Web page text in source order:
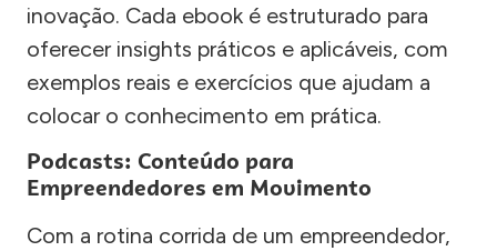
inovação. Cada ebook é estruturado para
oferecer insights práticos e aplicáveis, com
exemplos reais e exercícios que ajudam a
colocar o conhecimento em prática.
Podcasts: Conteúdo para
Empreendedores em Movimento
Com a rotina corrida de um empreendedor,